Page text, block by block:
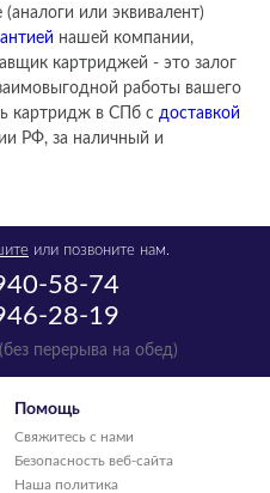
или эквивалент)
нашей компании,
картриджей - это залог
работы вашего
картридж в СПб с доставкой
РФ, за наличный и
58-74
28-19
перерыва на обед)
или позвоните нам.
Помощь
Свяжитесь с нами
Безопасность веб-сайта
Наша политика